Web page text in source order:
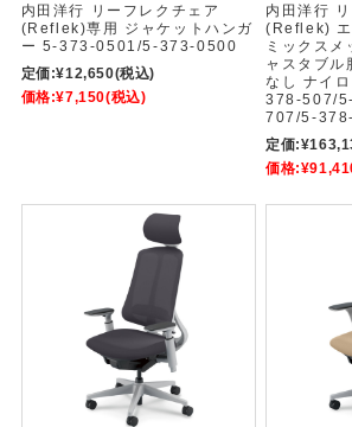
内田洋行 リーフレクチェア
(Reflek)専用 ジャケットハンガ
ー 5-373-0501/5-373-0500
定価:¥12,650(税込)
価格:¥7,150(税込)
内田洋行
(Reflek) エ
ミックスメ
ャスタブル
なし ナイ
378-507/
707/5-
定価:
価格: